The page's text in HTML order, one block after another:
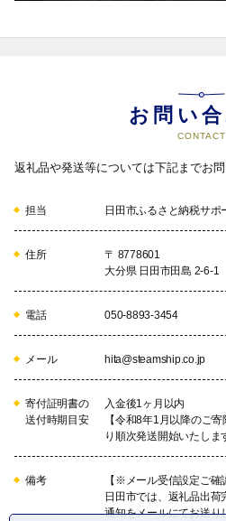
お問い
CONTACT
返礼品や発送等については下記までお問
担当 日田市ふるさと納税サポ
住所
〒 8778601
大分県 日田市田島 2-6-1
電話 050-8893-3454
メール hita@steamship.co.jp
寄付証明書の
送付時期目安
入金後1ヶ月以内
【令和8年1月以降のご
り順次発送開始いたしま
備考
【※メール受信設定ご確
日田市では、返礼品出荷
通知をメールにてお送り